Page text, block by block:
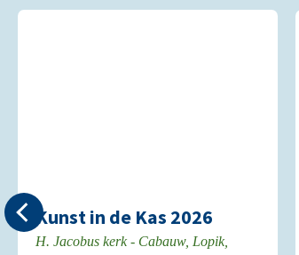
Kunst in de Kas 2026
H. Jacobus kerk - Cabauw, Lopik,